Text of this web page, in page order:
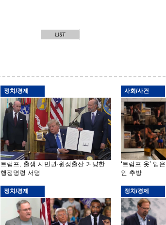
정치/경제
트럼프, 출생 시민권·원정출산 겨냥한
행정명령 서명
사회/사건
‘트럼프 옷’ 입
인 추방
정치/경제 정치/경제